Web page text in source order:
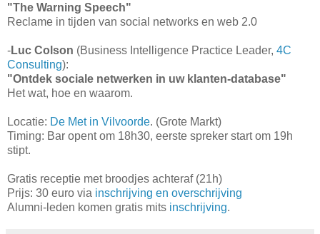
"The Warning Speech"
Reclame in tijden van social networks en web 2.0
-Luc Colson (Business Intelligence Practice Leader, 4C
Consulting):
"Ontdek sociale netwerken in uw klanten-database"
Het wat, hoe en waarom.
Locatie: De Met in Vilvoorde. (Grote Markt)
Timing: Bar opent om 18h30, eerste spreker start om 19h
stipt.
Gratis receptie met broodjes achteraf (21h)
Prijs: 30 euro via inschrijving en overschrijving
Alumni-leden komen gratis mits inschrijving.